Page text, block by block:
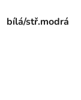
bílá/stř.modrá